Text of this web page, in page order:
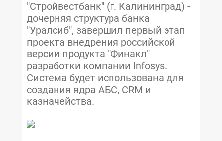
"Стройвестбанк" (г. Калининград) -
дочерняя структура банка
"Уралсиб", завершил первый этап
проекта внедрения российской
версии продукта "Финакл"
разработки компании Infosys.
Система будет использована для
создания ядра АБС, CRM и
казначейства.